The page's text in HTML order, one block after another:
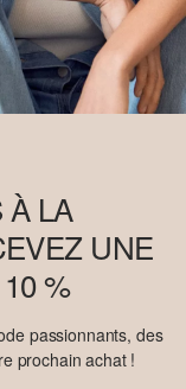
À LA
UNE
%
passionnants, des
prochain achat !